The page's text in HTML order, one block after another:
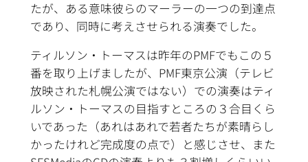
たが、ある意味彼らのマーラーの一つの到達点
であり、同時に考えさせられる演奏でした。
ティルソン・トーマスは昨年のPMFでもこの５
番を取り上げましたが、PMF東京公演（テレビ
放映された札幌公演ではない）での演奏はティ
ルソン・トーマスの目指すところの３合目くら
いであった（あれはあれで若者たちが素晴らし
かったけれど完成度の点で）と感じさせ、また